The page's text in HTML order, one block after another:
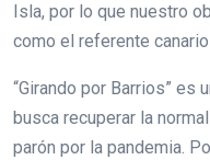
Isla, por lo que nuestro
como el referente canario
“Girando por Barrios” es
busca recuperar la
parón por la pandemia.